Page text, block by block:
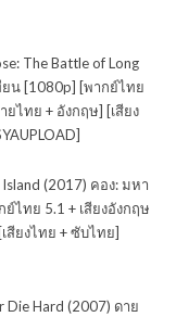
The Battle of Long
ยน [1080p] [พากย์ไทย
ยไทย + อังกฤษ] [เสียง
Island (2017) คอง: มหา
ไทย 5.1 + เสียงอังกฤษ
สียงไทย + ซับไทย]
Die Hard (2007) ดาย